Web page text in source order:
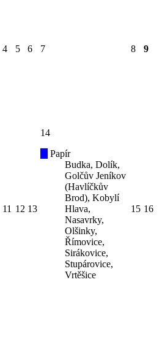
4 5 6 7 8 9
11 12 13
14
Papír
Budka, Dolík,
Golčův Jeníkov
(Havlíčkův
Brod), Kobylí
Hlava,
Nasavrky,
Olšinky,
Římovice,
Sirákovice,
Stupárovice,
Vrtěšice
15 16